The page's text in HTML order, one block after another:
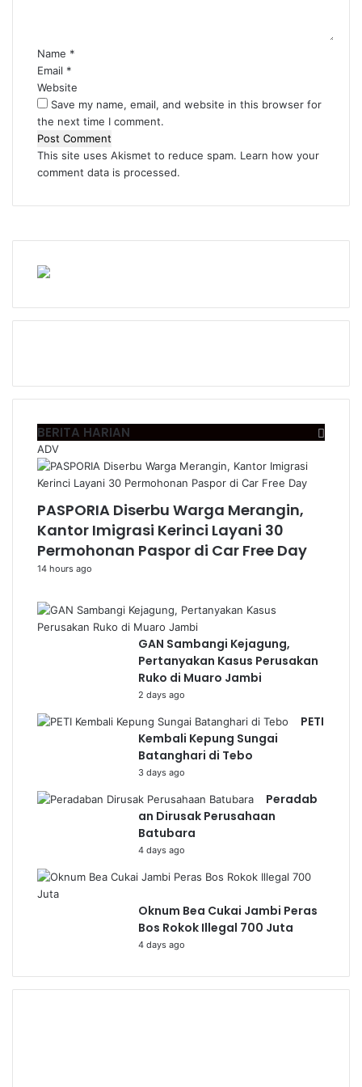
Name *
Email *
Website
Save my name, email, and website in this browser for
the next time I comment.
This site uses Akismet to reduce spam. Learn how your
comment data is processed.
BERITA HARIAN
ADV
PASPORIA Diserbu Warga Merangin,
Kantor Imigrasi Kerinci Layani 30
Permohonan Paspor di Car Free Day
14 hours ago
GAN Sambangi Kejagung,
Pertanyakan Kasus Perusakan
Ruko di Muaro Jambi
2 days ago
PETI
Kembali Kepung Sungai
Batanghari di Tebo
3 days ago
Peradab
an Dirusak Perusahaan
Batubara
4 days ago
Oknum Bea Cukai Jambi Peras
Bos Rokok Illegal 700 Juta
4 days ago